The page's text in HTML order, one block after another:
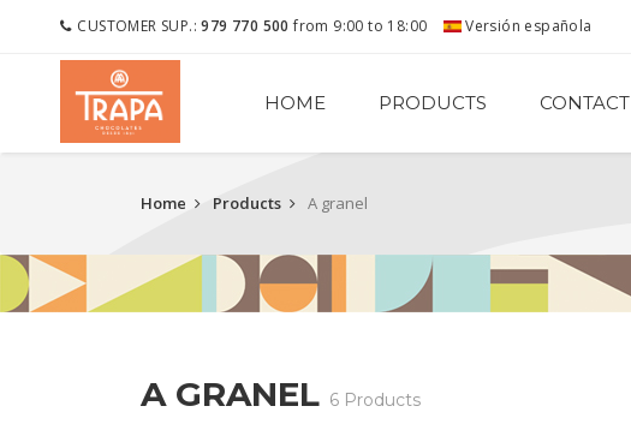
CUSTOMER SUP.:979 770 500 from 9:00 to 18:00 Versión española
HOME PRODUCTS CONTACT
Home Products A granel
A GRANEL 6 Products